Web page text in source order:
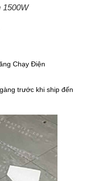
1500W
Chạy Điện
trước khi ship đến